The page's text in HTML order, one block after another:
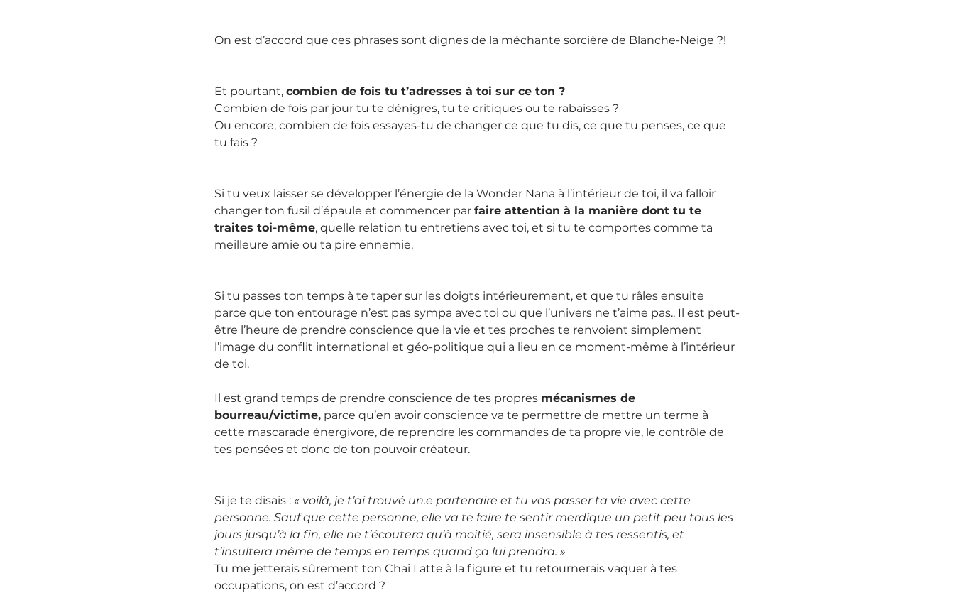
On est d’accord que ces phrases sont dignes de la méchante sorcière de Blanche-Neige ?!
Et pourtant, combien de fois tu t’adresses à toi sur ce ton ?
Combien de fois par jour tu te dénigres, tu te critiques ou te rabaisses ?
Ou encore, combien de fois essayes-tu de changer ce que tu dis, ce que tu penses, ce que
tu fais ?
Si tu veux laisser se développer l’énergie de la Wonder Nana à l’intérieur de toi, il va falloir
changer ton fusil d’épaule et commencer par faire attention à la manière dont tu te
traites toi-même, quelle relation tu entretiens avec toi, et si tu te comportes comme ta
meilleure amie ou ta pire ennemie.
Si tu passes ton temps à te taper sur les doigts intérieurement, et que tu râles ensuite
parce que ton entourage n’est pas sympa avec toi ou que l’univers ne t’aime pas.. Il est peut-
être l’heure de prendre conscience que la vie et tes proches te renvoient simplement
l’image du conflit international et géo-politique qui a lieu en ce moment-même à l’intérieur
de toi.
Il est grand temps de prendre conscience de tes propres mécanismes de
bourreau/victime, parce qu’en avoir conscience va te permettre de mettre un terme à
cette mascarade énergivore, de reprendre les commandes de ta propre vie, le contrôle de
tes pensées et donc de ton pouvoir créateur.
Si je te disais : « voilà, je t’ai trouvé un.e partenaire et tu vas passer ta vie avec cette
personne. Sauf que cette personne, elle va te faire te sentir merdique un petit peu tous les
jours jusqu’à la fin, elle ne t’écoutera qu’à moitié, sera insensible à tes ressentis, et
t’insultera même de temps en temps quand ça lui prendra. »
Tu me jetterais sûrement ton Chai Latte à la figure et tu retournerais vaquer à tes
occupations, on est d’accord ?